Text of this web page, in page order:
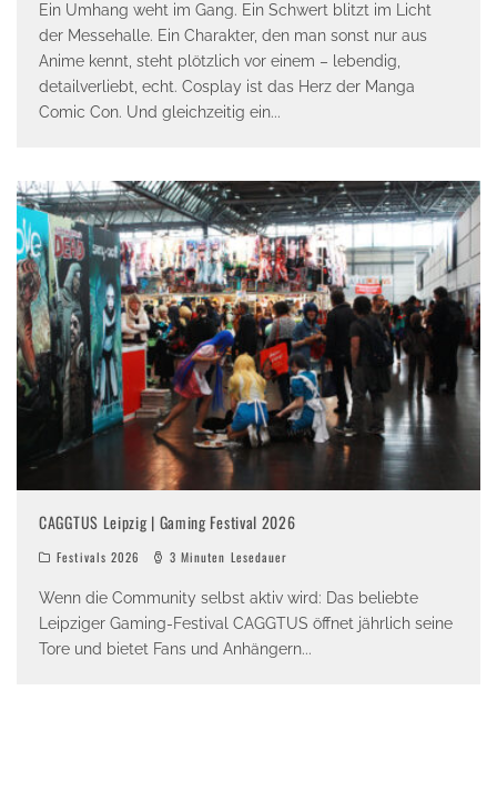
Ein Umhang weht im Gang. Ein Schwert blitzt im Licht
der Messehalle. Ein Charakter, den man sonst nur aus
Anime kennt, steht plötzlich vor einem – lebendig,
detailverliebt, echt. Cosplay ist das Herz der Manga
Comic Con. Und gleichzeitig ein...
CAGGTUS Leipzig | Gaming Festival 2026
Festivals 2026 3 Minuten Lesedauer
Wenn die Community selbst aktiv wird: Das beliebte
Leipziger Gaming-Festival CAGGTUS öffnet jährlich seine
Tore und bietet Fans und Anhängern...